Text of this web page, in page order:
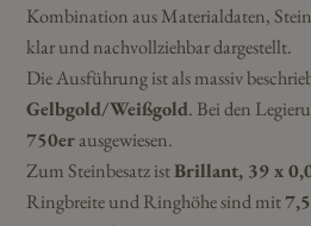
Kombination aus Materialdaten,
klar und nachvollziehbar dargestellt.
Die Ausführung ist als massiv
Gelbgold/Weißgold. Bei den
750erausgewiesen.
Zum Steinbesatz istBrillant, 39 x
Ringbreite und Ringhöhe sind mit